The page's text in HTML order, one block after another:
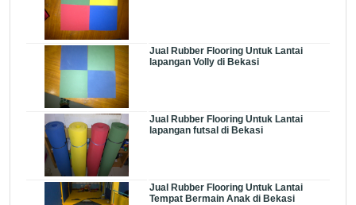
Jual Rubber Flooring Untuk Lantai
lapangan Volly di Bekasi
Jual Rubber Flooring Untuk Lantai
lapangan futsal di Bekasi
Jual Rubber Flooring Untuk Lantai
Tempat Bermain Anak di Bekasi